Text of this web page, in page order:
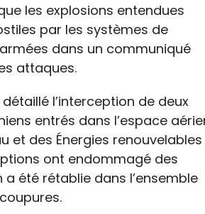
les explosions entendues
par les systèmes de
dans un communiqué
attaques.
l’interception de deux
entrés dans l’espace
et des Énergies renouvelables
ont endommagé des
a été rétablie dans l’ensemble